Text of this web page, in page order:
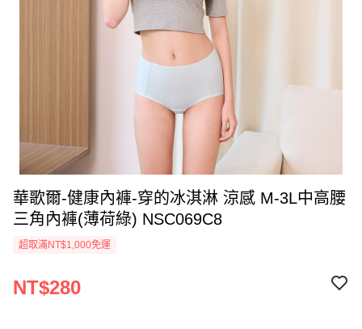
華歌爾-健康內褲-穿的冰淇淋 涼感 M-3L中高腰
三角內褲(薄荷綠) NSC069C8
超取滿NT$1,000免運
NT$280